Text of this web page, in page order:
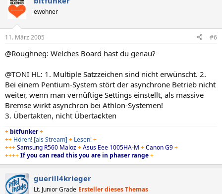
ewohner
11. März 2005 #6
@Roughneg: Welches Board hast du genau?
@TONI HL: 1. Multiple Satzzeichen sind nicht erwünscht. 2.
Bei einem Pentium-System stört der asynchrone Betrieb nicht
weiter, wenn man vernüftige Settings einstellt, als massive
Bremse wirkt asynchron bei Athlon-Systemen!
3. Übertakten, nicht Übertackten
+ bitfunker+
++ Hören! [als Stream] + Lesen!+
+++Samsung R560 Maloz+Asus Eee 1005HA-M +Canon G9+
++++If you can read this you are in phaser range+
guerill4krieger
Lt. Junior Grade Ersteller dieses Themas